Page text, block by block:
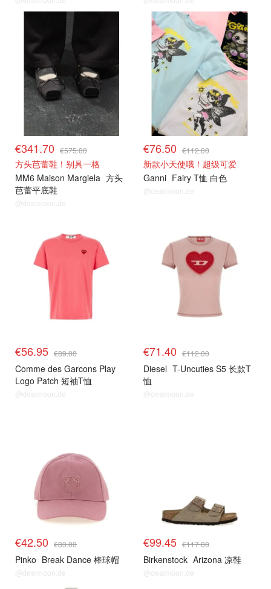
€341.70 €575.00
方头芭蕾鞋！别具一格
MM6 Maison Margiela 方头
芭蕾平底鞋
@dealmoon.de
€76.50 €112.00
新款小天使哦！超级可爱
Ganni Fairy T恤 白色
@dealmoon.de
€56.95 €89.00
Comme des Garcons Play
Logo Patch 短袖T恤
@dealmoon.de
€71.40 €112.00
Diesel T-Uncuties S5 长款T
恤
@dealmoon.de
€42.50 €83.00
Pinko Break Dance 棒球帽
@dealmoon.de
€99.45 €117.00
Birkenstock Arizona 凉鞋
@dealmoon.de